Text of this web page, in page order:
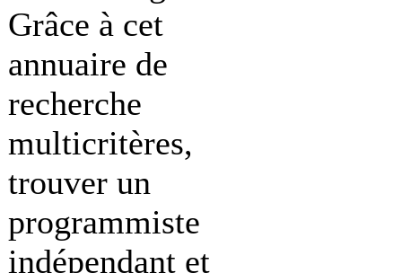
Grâce à cet
annuaire de
recherche
multicritères,
trouver un
programmiste
indépendant et